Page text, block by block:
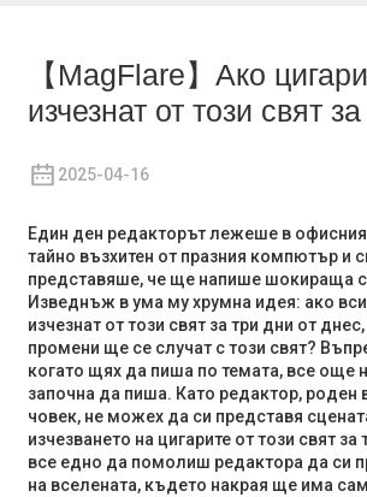
【MagFlare】Ако
изчезнат от този свят
2025-04-16
Един ден редакторът лежеше в офисния
тайно възхитен от празния компютър и
представяше, че ще напише шокираща
Изведнъж в ума му хрумна идея: ако
изчезнат от този свят за три дни от
промени ще се случат с този свят?
когато щях да пиша по темата, все още
започна да пиша. Като редактор, роден
човек, не можех да си представя
изчезването на цигарите от този свят
все едно да помолиш редактора да си
на вселената, където накрая ще има